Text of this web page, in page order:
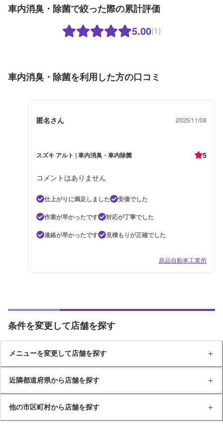
車内消臭・除菌で絞った際の累計評価
5.00(1)
車内消臭・除菌を利用した方の口コミ
匿名さん 2025/11/08
スズキ アルト | 車内消臭・車内除菌 5
コメントはありません
仕上がりに満足しました
安価でした
作業が早かったです
対応が丁寧でした
連絡が早かったです
見積もりが正確でした
原品自動車工業所
条件を変更して店舗を探す
メニューを変更して店舗を探す
近隣都道府県から店舗を探す
他の市区町村から店舗を探す